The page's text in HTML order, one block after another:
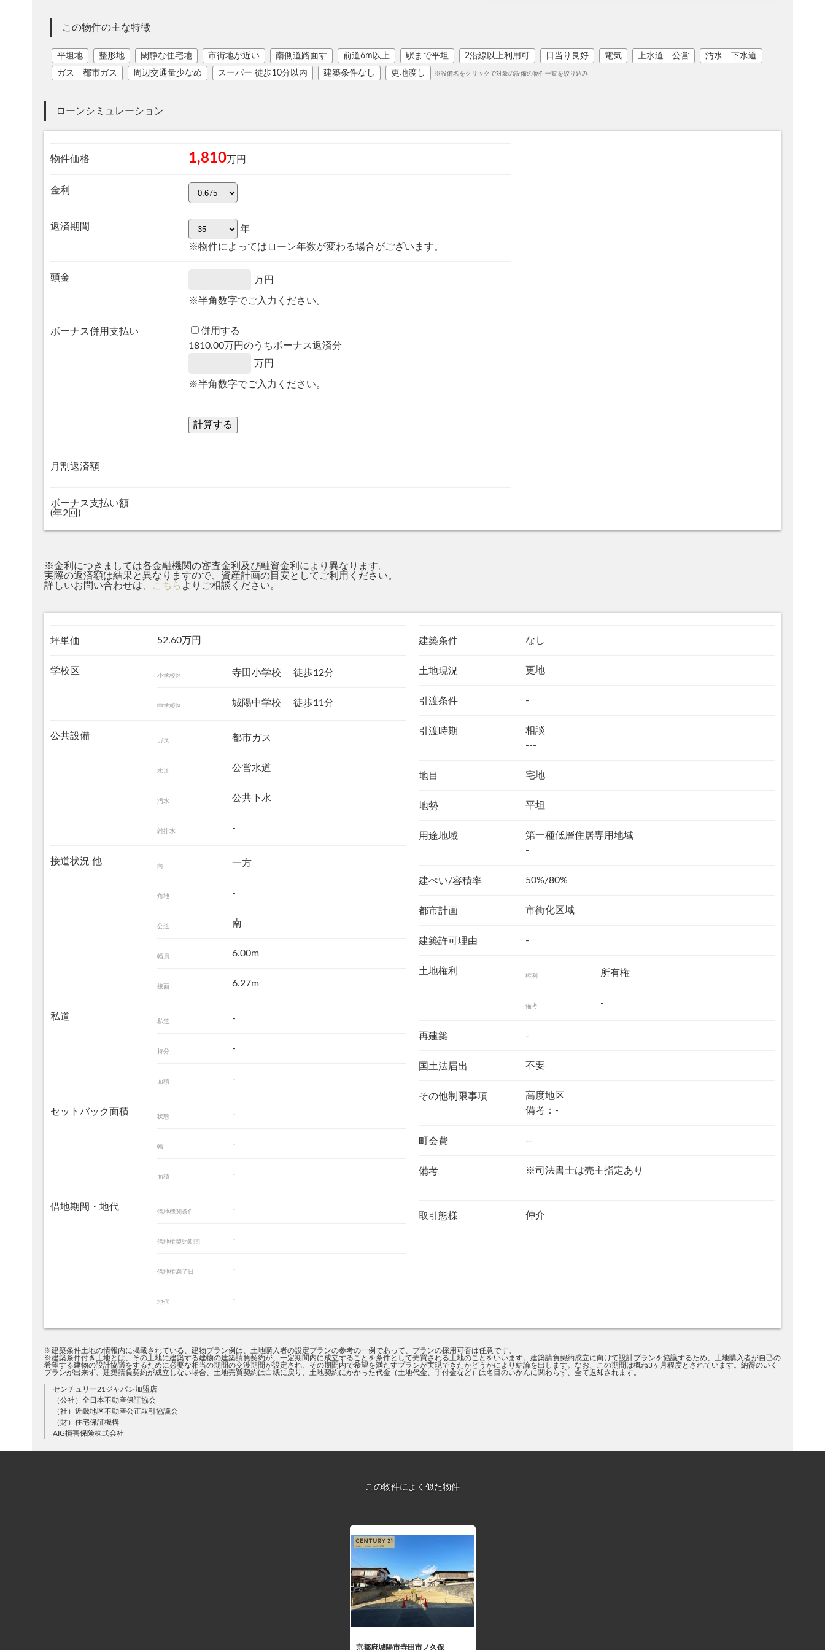
この物件の主な特徴
平坦地 整形地 閑静な住宅地 市街地が近い 南側道路面す 前道6m以上 駅まで平坦 2沿線以上利用可 日当り良好 電気 上水道 公営
汚水 下水道
ガス 都市ガス
周辺交通量少なめ スーパー 徒歩10分以内 建築条件なし 更地渡し ※設備名をクリックで対象の設備の物件一覧を絞り込み
ローンシミュレーション
物件価格 1,810万円
金利
返済期間
年
※物件によってはローン年数が変わる場合がございます。
頭金 万円
※半角数字でご入力ください。
ボーナス併用支払い
併用する
1810.00万円のうちボーナス返済分
万円
※半角数字でご入力ください。
月割返済額
ボーナス支払い額
(年2回)
※金利につきましては各金融機関の審査金利及び融資金利により異なります。
実際の返済額は結果と異なりますので、資産計画の目安としてご利用ください。
詳しいお問い合わせは、
こちら よりご相談ください。
坪単価 52.60万円
学校区 小学校区 寺田小学校 徒歩12分
中学校区 城陽中学校 徒歩11分
公共設備 ガス 都市ガス
水道 公営水道
汚水 公共下水
雑排水 -
接道状況 他 向 一方
角地 -
公道 南
幅員 6.00m
接面 6.27m
私道 私道 -
持分 -
面積 -
セットバック面積 状態 -
幅 -
面積 -
借地期間・地代 借地機関条件 -
借地権契約期間 -
借地権満了日 -
地代 -
建築条件 なし
土地現況 更地
引渡条件 -
引渡時期
相談
---
地目 宅地
地勢 平坦
用途地域
第一種低層住居専用地域
-
建ぺい/容積率 50%/80%
都市計画 市街化区域
建築許可理由 -
土地権利 権利 所有権
備考 -
再建築 -
国土法届出 不要
その他制限事項
高度地区
備考：-
町会費 --
備考 ※司法書士は売主指定あり
取引態様 仲介
※建築条件土地の情報内に掲載されている、建物プラン例は、土地購入者の設定プランの参考の一例であって、プランの採用可否は任意です。
※建築条件付き土地とは、その土地に建築する建物の建築請負契約が、一定期間内に成立することを条件として売買される土地のことをいいます。建築請負契約成立に向けて設計プランを協議するため、土地購入者が自己の
希望する建物の設計協議をするために必要な相当の期間の交渉期間が設定され、その期間内で希望を満たすプランが実現できたかどうかにより結論を出します。なお、この期間は概ね3ヶ月程度とされています。納得のいく
プランが出来ず、建築請負契約が成立しない場合、土地売買契約は白紙に戻り、土地契約にかかった代金（土地代金、手付金など）は名目のいかんに関わらず、全て返却されます。
センチュリー21ジャパン加盟店
（公社）全日本不動産保証協会
（社）近畿地区不動産公正取引協議会
（財）住宅保証機構
AIG損害保険株式会社
この物件によく似た物件
京都府城陽市寺田市ノ久保